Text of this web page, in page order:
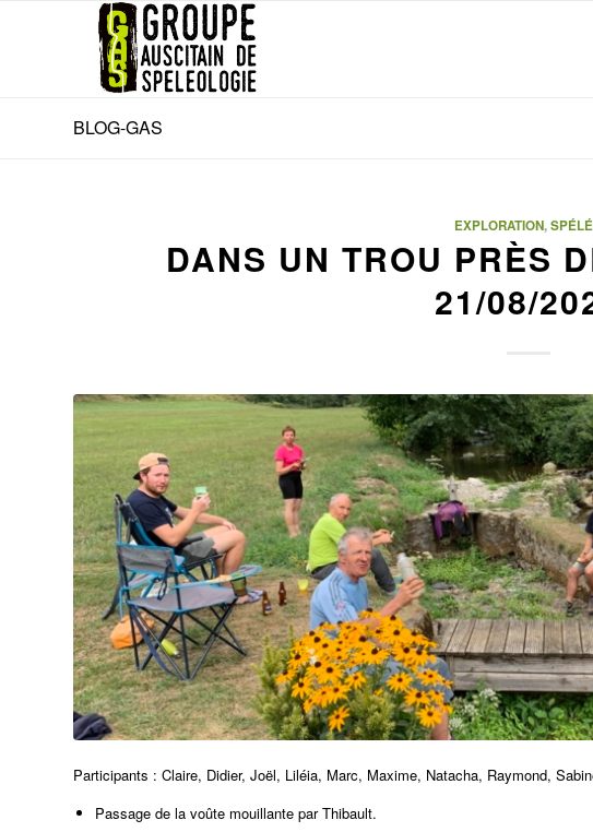
BLOG-GAS
EXPLORATION,
DANS UN TROU PRÈS
21/08/
Participants : Claire, Didier, Joël, Liléia, Marc, Maxime, Natacha, Raymond,
Passage de la voûte mouillante par Thibault.